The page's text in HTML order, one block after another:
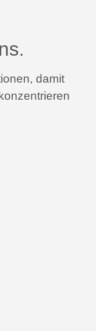
damit